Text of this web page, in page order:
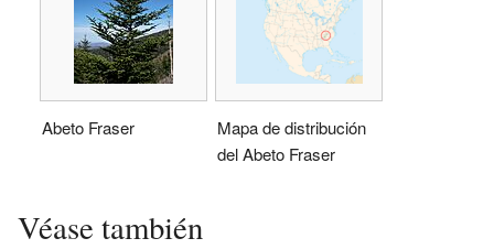
Abeto Fraser
Mapa de distribución
del Abeto Fraser
Véase también